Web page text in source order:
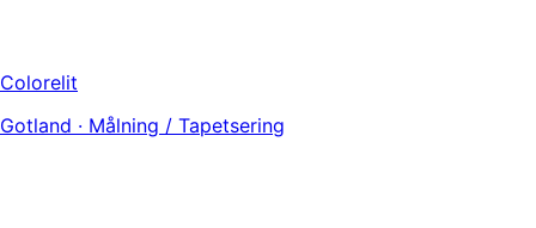
Colorelit
Gotland · Målning / Tapetsering